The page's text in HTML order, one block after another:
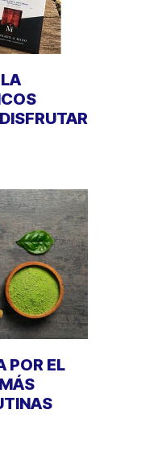
POR EL